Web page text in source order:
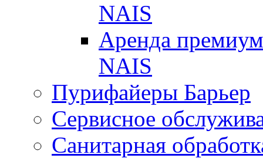
NAIS
Аренда
NAIS
Пурифайеры Барьер
Сервисное
Санитарная